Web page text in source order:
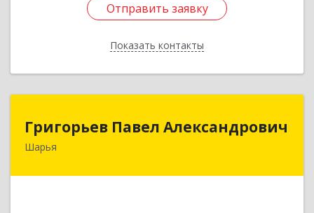
Отправить заявку
Показать контакты
Отправить заявку
Назад
Григорьев Павел Александрович
Шарья157505, Костромская область, город Шарья,